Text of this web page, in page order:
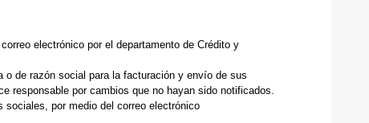
electrónico por el departamento de Crédito y
o de razón social para la facturación y envío de sus
responsable por cambios que no hayan sido notificados.
por medio del correo electrónico